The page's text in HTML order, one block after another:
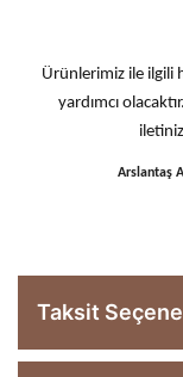
Ürünlerimiz ile ilgili
yardımcı
Arslantaş
Taksit